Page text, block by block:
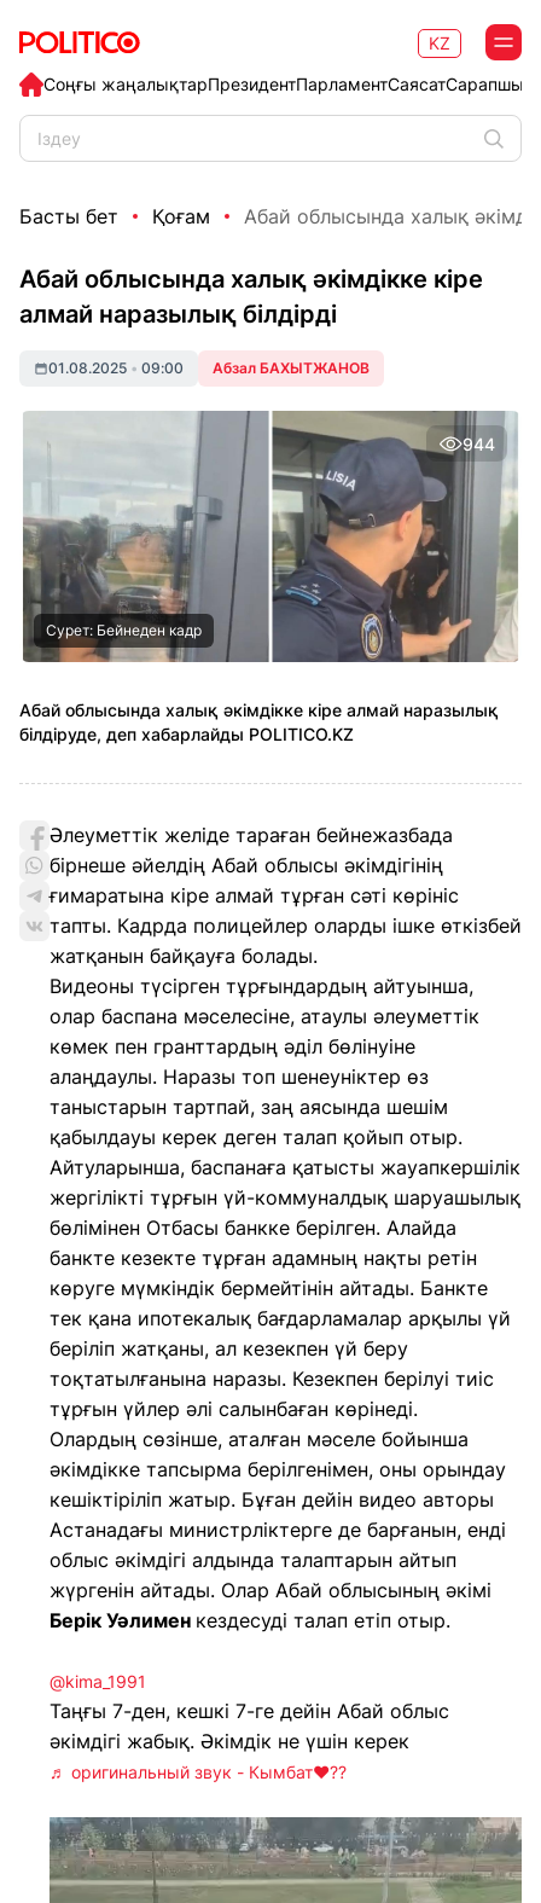
Соңғы жаңалықтарПрезидентПарламентСаясат
KZ
Басты бет Қоғам Абай облысында халық
Абай облысында халық әкімдікке кіре
алмай наразылық білдірді
01.08.2025 • 09:00 Абзал БАХЫТЖАНОВ
944
Сурет: Бейнеден кадр
Абай облысында халық әкімдікке кіре алмай наразылық
білдіруде, деп хабарлайды POLITICO.KZ
Әлеуметтік желіде тараған бейнежазбада
бірнеше әйелдің Абай облысы әкімдігінің
ғимаратына кіре алмай тұрған сәті көрініс
тапты. Кадрда полицейлер оларды ішке өткізбей
жатқанын байқауға болады.
Видеоны түсірген тұрғындардың айтуынша,
олар баспана мәселесіне, атаулы әлеуметтік
көмек пен гранттардың әділ бөлінуіне
алаңдаулы. Наразы топ шенеуніктер өз
таныстарын тартпай, заң аясында шешім
қабылдауы керек деген талап қойып отыр.
Айтуларынша, баспанаға қатысты жауапкершілік
жергілікті тұрғын үй-коммуналдық шаруашылық
бөлімінен Отбасы банкке берілген. Алайда
банкте кезекте тұрған адамның нақты ретін
көруге мүмкіндік бермейтінін айтады. Банкте
тек қана ипотекалық бағдарламалар арқылы үй
беріліп жатқаны, ал кезекпен үй беру
тоқтатылғанына наразы. Кезекпен берілуі тиіс
тұрғын үйлер әлі салынбаған көрінеді.
Олардың сөзінше, аталған мәселе бойынша
әкімдікке тапсырма берілгенімен, оны орындау
кешіктіріліп жатыр. Бұған дейін видео авторы
Астанадағы министрліктерге де барғанын, енді
облыс әкімдігі алдында талаптарын айтып
жүргенін айтады. Олар Абай облысының әкімі
Берік Уәлимен кездесуді талап етіп отыр.
@kima_1991
Таңғы 7-ден, кешкі 7-ге дейін Абай облыс
әкімдігі жабық. Әкімдік не үшін керек
♬ оригинальный звук - Кымбат❤??